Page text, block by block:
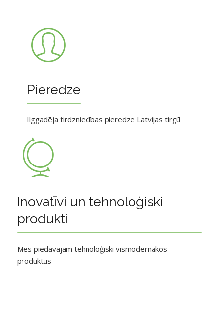
Pieredze
Ilggadēja tirdzniecības pieredze Latvijas tirgū
Inovatīvi un tehnoloģiski
produkti
Mēs piedāvājam tehnoloģiski vismodernākos
produktus